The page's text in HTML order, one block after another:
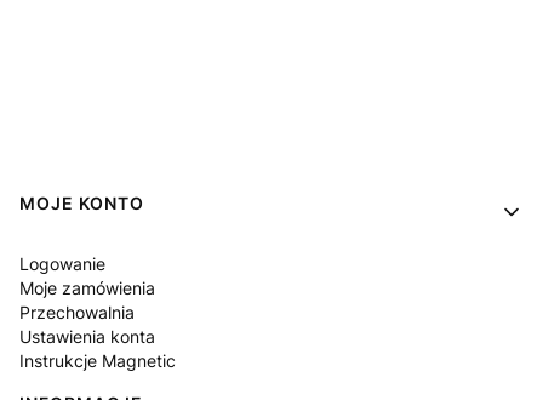
Linki w stopce
MOJE KONTO
Logowanie
Moje zamówienia
Przechowalnia
Ustawienia konta
Instrukcje Magnetic